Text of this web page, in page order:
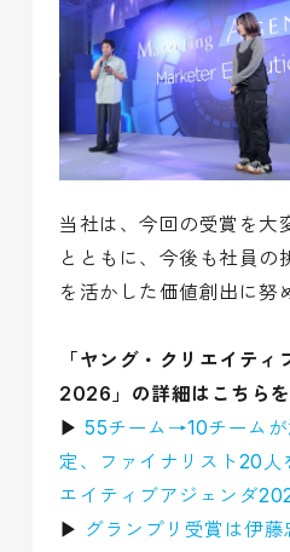
当社は、今回の受賞を大
とともに、今後も社員の
を活かした価値創出に努
「ヤング・クリエイティ
2026」の詳細はこちらを
▶55チーム→10チーム
定、ファイナリスト20
エイティブアジェンダ
▶ グランプリ受賞は伊